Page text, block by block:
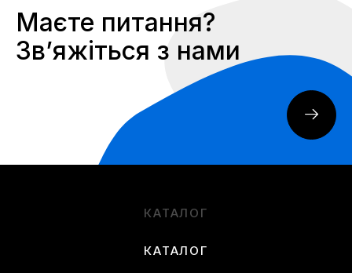
Маєте питання?
Звʼяжіться з нами
КАТАЛОГ
КАТАЛОГ